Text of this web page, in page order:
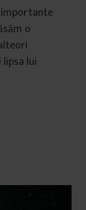
o
lui